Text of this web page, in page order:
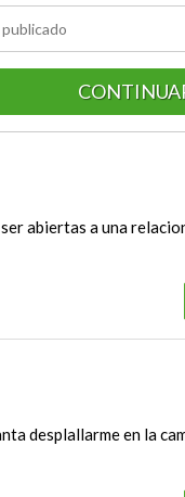
abiertas a una
desplallarme en la